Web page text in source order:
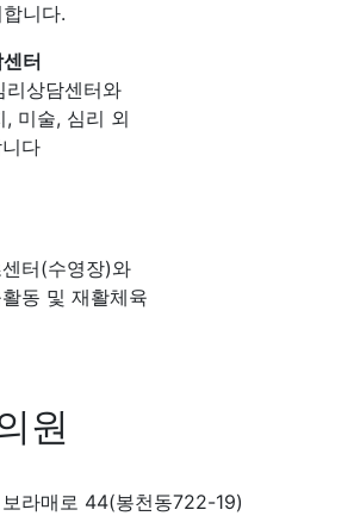
니다.
터
리상담센터와
미술, 심리 외
다
터(수영장)와
동 및 재활체육
원
라매로 44(봉천동722-19)